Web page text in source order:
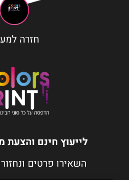
חזרה
לייעוץ חינם
השאירו פרטים